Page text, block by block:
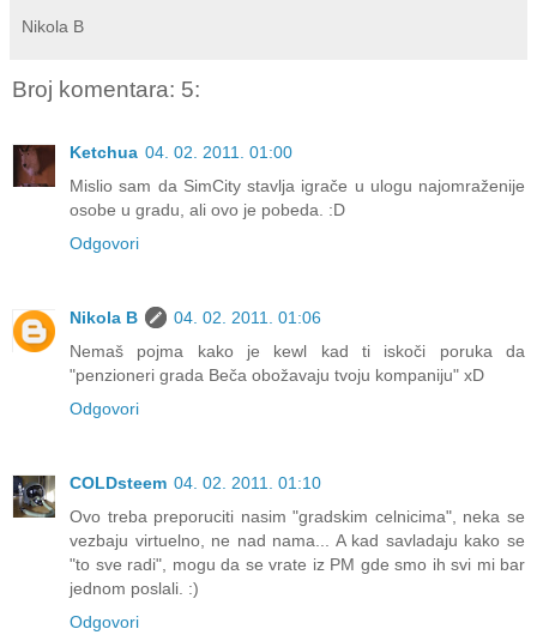
Nikola B
Broj komentara: 5:
Ketchua 04. 02. 2011. 01:00
Mislio sam da SimCity stavlja igrače u ulogu najomraženije
osobe u gradu, ali ovo je pobeda. :D
Odgovori
Nikola B
04. 02. 2011. 01:06
Nemaš pojma kako je kewl kad ti iskoči poruka da
"penzioneri grada Beča obožavaju tvoju kompaniju" xD
Odgovori
COLDsteem 04. 02. 2011. 01:10
Ovo treba preporuciti nasim "gradskim celnicima", neka se
vezbaju virtuelno, ne nad nama... A kad savladaju kako se
"to sve radi", mogu da se vrate iz PM gde smo ih svi mi bar
jednom poslali. :)
Odgovori